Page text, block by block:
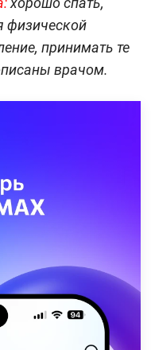
физической
принимать те
врачом.